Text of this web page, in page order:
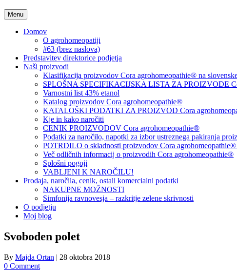
Menu
Domov
O agrohomeopatiji
#63 (brez naslova)
Predstavitev direktorice podjetja
Naši proizvodi
Klasifikacija proizvodov Cora agrohomeopathie® na
SPLOŠNA SPECIFIKACIJSKA LISTA ZA PROIZVODE
Varnostni list 43% etanol
Katalog proizvodov Cora agrohomeopathie®
KATALOŠKI PODATKI ZA PROIZVOD Cora
Kje in kako naročiti
CENIK PROIZVODOV Cora agrohomeopathie®
Podatki za naročilo, napotki za izbor ustreznega pakiranja
POTRDILO o skladnosti proizvodov Cora
Več odličnih informacij o proizvodih Cora agrohomeopathie®
Splošni pogoji
VABLJENI K NAROČILU!
Prodaja, naročila, cenik, ostali komercialni podatki
NAKUPNE MOŽNOSTI
Simfonija ravnovesja – razkritje zelene skrivnosti
O podjetju
Moj blog
Svoboden polet
By Majda Ortan | 28 oktobra 2018
0 Comment